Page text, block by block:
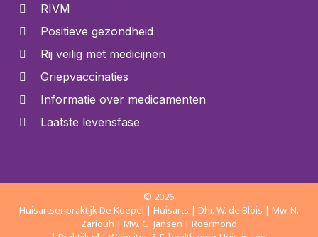
RIVM
Positieve gezondheid
Rij veilig met medicijnen
Griepvaccinaties
Informatie over medicamenten
Laatste levensfase
© 2026
Huisartsenpraktijk De Koepel | Huisarts | Dhr. W. de Blois | Mw. N.
Zariouh | Mw. G. Jansen | Roermond